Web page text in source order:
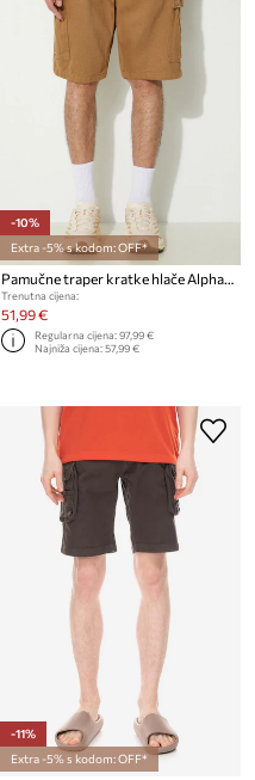
-10%
Extra -5% s kodom: OFF*
Trenutna cijena:
51,99 €
Regularna cijena:97,99 €
Najniža cijena:57,99 €
-11%
Extra -5% s kodom: OFF*